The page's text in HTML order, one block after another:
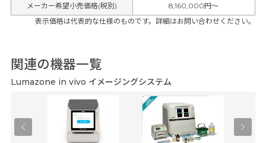
メーカー希望小売価格(税別)
8,160,000円〜
表示価格は代表的な仕様のものです。詳細はお問い合わせください。
関連の機器一覧
Lumazone in vivo イメージングシステム